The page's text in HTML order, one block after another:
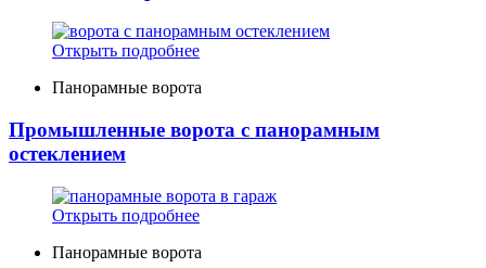
Открыть подробнее
Панорамные ворота
Промышленные ворота с панорамным
остеклением
Открыть подробнее
Панорамные ворота